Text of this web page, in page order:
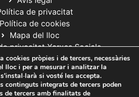
de privacitat
Política de cookies
Mapa del lloc
privacitat Xarxes Socials
pròpies i de tercers, necessàries
lloc i per a mesurar i analitzar la
si vosté les accepta.
continguts integrats de tercers poden
de tercers amb finalitats de